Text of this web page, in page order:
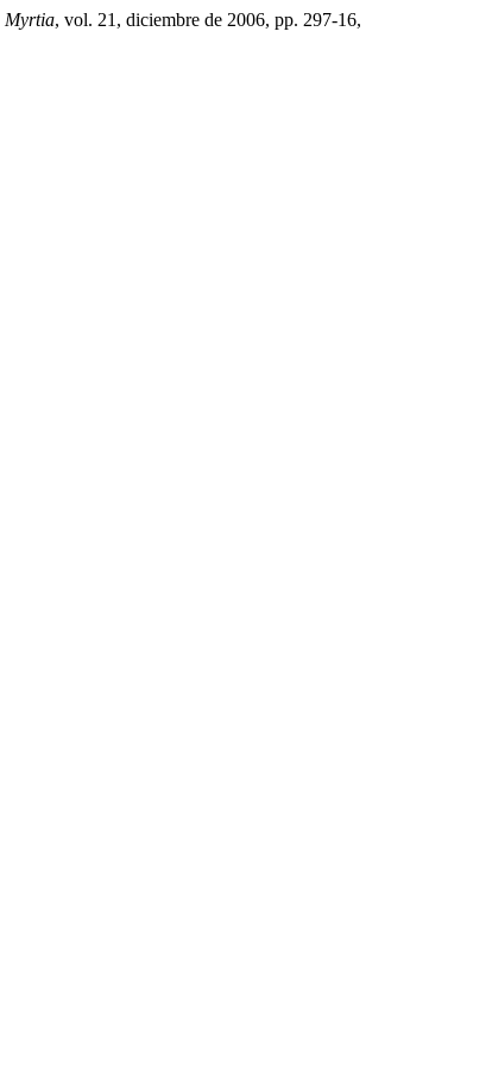
Myrtia, vol. 21, diciembre de 2006, pp. 297-16,